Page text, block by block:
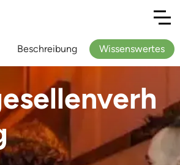
Beschreibung Wissenswertes